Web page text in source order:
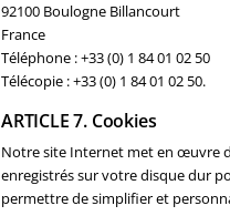
92100 Boulogne Billancourt
France
Téléphone : +33 (0) 1 84 01 02 50
Télécopie : +33 (0) 1 84 01 02 50.
ARTICLE 7. Cookies
Notre site Internet met en œuvre
enregistrés sur votre disque dur
permettre de simplifier et